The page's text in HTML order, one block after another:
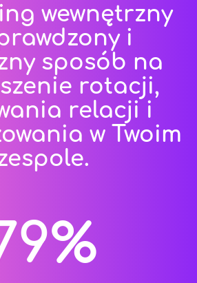
wewnętrzny
i
sposób na
rotacji,
relacji i
w Twoim
%